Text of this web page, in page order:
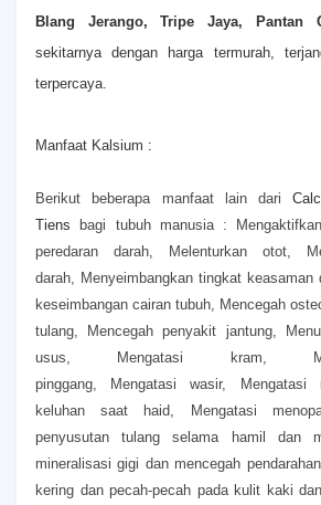
Blang Jerango, Tripe Jaya, Pantan
sekitarnya dengan harga termurah,
terpercaya.
Manfaat Kalsium :
Berikut beberapa manfaat lain dari
Tiens
bagi tubuh manusia :
peredaran darah,
Melenturkan otot,
darah,
Menyeimbangkan tingkat keasaman
keseimbangan cairan tubuh,
Mencegah
tulang,
Mencegah penyakit jantung,
usus,
Mengatasi kram,
pinggang,
Mengatasi wasir, Mengatasi
keluhan saat haid,
Mengatasi
penyusutan tulang selama hamil dan
mineralisasi gigi dan mencegah
kering dan pecah-pecah pada kulit kaki